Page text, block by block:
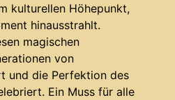
kulturellen Höhepunkt,
hinausstrahlt.
magischen
von
und die Perfektion des
Ein Muss für alle